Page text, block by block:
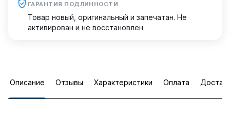
ГАРАНТИЯ ПОДЛИННОСТИ
Товар новый, оригинальный и запечатан. Не
активирован и не восстановлен.
Описание Отзывы Характеристики Оплата